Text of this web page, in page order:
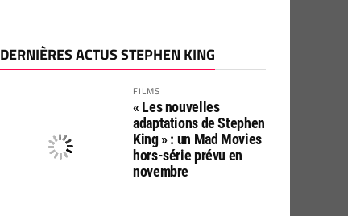
DERNIÈRES ACTUS STEPHEN KING
FILMS
« Les nouvelles
adaptations de Stephen
King » : un Mad Movies
hors-série prévu en
novembre